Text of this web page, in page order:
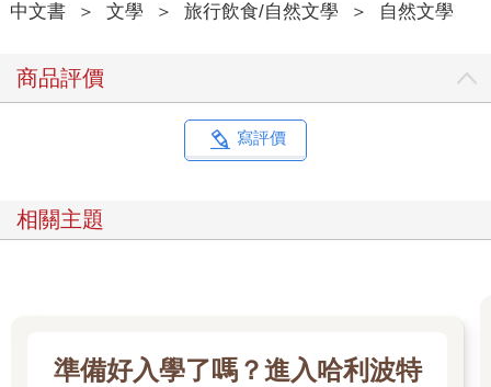
中文書 ＞ 文學 ＞ 旅行飲食/自然文學 ＞ 自然文學
商品評價
寫評價
相關主題
準備好入學了嗎？進入哈利波特